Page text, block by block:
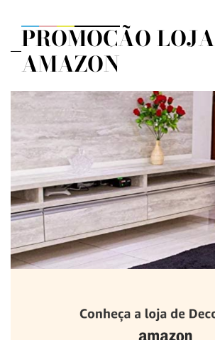
PROMOÇÃO LOJA
AMAZON